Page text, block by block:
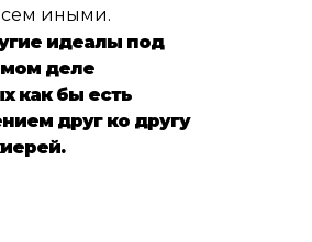
иными.
идеалы под
деле
как бы есть
друг ко другу